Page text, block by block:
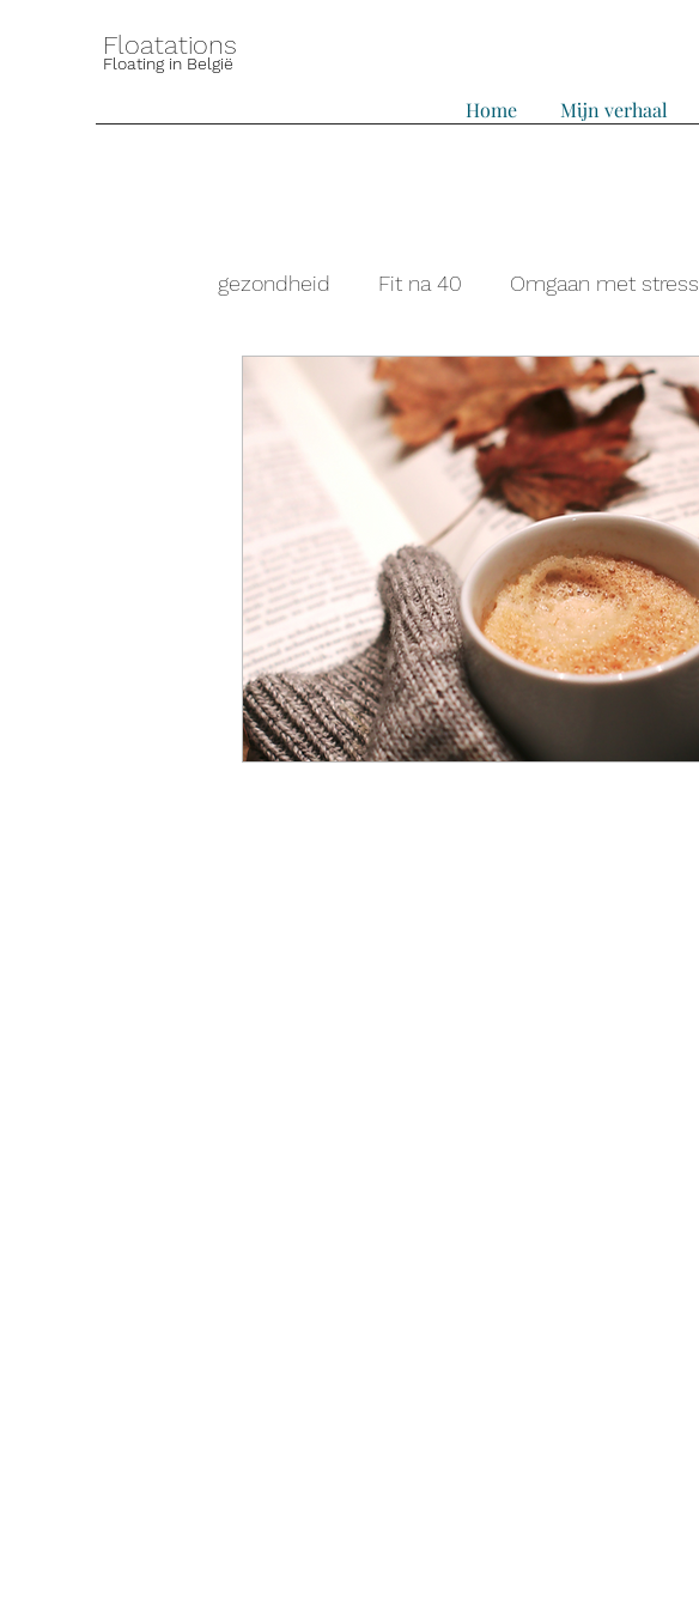
Floatations
Floating in België
Home Mijn verhaal
gezondheid Fit na 40 Omgaan met stress